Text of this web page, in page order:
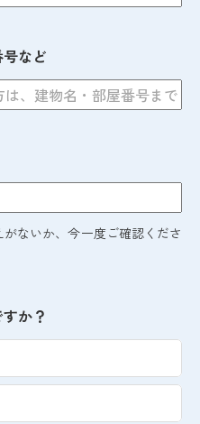
など
ないか、今一度ご確認くださ
か？